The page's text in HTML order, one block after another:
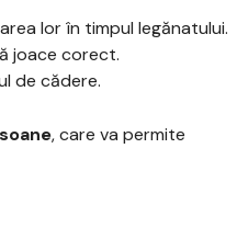
lor în timpul legănatului.
joace corect.
de cădere.
, care va permite